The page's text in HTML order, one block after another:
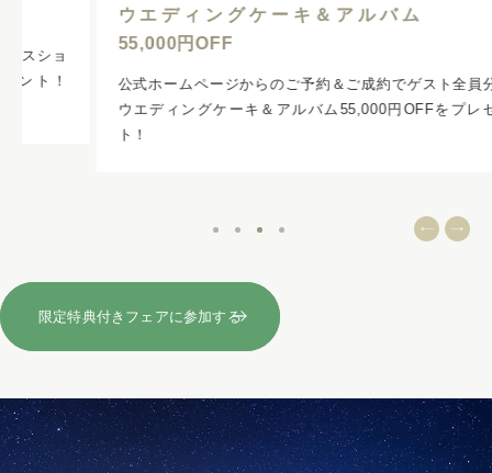
ウエディングケーキ＆アルバム
55,000円OFF
公式ホームページからのご予約＆ご成約でゲスト全員分の
ウエディングケーキ＆アルバム55,000円OFFをプレゼン
限定特典付きフェアに参加する